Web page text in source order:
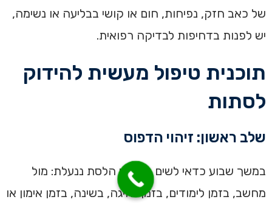
של כאב חזק, נפיחות, חום או קושי בבליעה או נשימה,
יש לפנות בדחיפות לבדיקה רפואית.
תוכנית טיפול מעשית להידוק
לסתות
שלב ראשון: זיהוי הדפוס
במשך שבוע כדאי לשים לב מתי הלסת ננעלת: מול
מחשב, בזמן לימודים, בזמן נהיגה, בשינה, בזמן אימון או